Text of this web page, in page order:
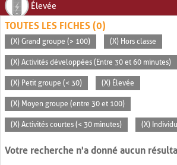
Élevée
TOUTES LES FICHES (0)
(X) Grand groupe (> 100) (X) Hors classe
(X) Activités développées (Entre 30 et 60 minutes)
(X) Petit groupe (< 30) (X) Élevée
(X) Moyen groupe (entre 30 et 100)
(X) Activités courtes (< 30 minutes) (X)
Votre recherche n'a donné aucun